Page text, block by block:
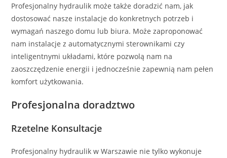
Profesjonalny hydraulik może także doradzić nam, jak
dostosować nasze instalacje do konkretnych potrzeb i
wymagań naszego domu lub biura. Może zaproponować
nam instalacje z automatycznymi sterownikami czy
inteligentnymi układami, które pozwolą nam na
zaoszczędzenie energii i jednocześnie zapewnią nam pełen
komfort użytkowania.
Profesjonalna doradztwo
Rzetelne Konsultacje
Profesjonalny hydraulik w Warszawie nie tylko wykonuje